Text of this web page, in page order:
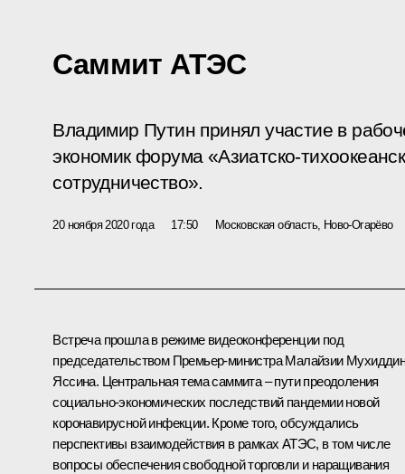
Саммит АТЭС
Владимир Путин принял участие в
экономик форума «Азиатско-
сотрудничество».
20 ноября 2020 года 17:50 Московская область, Ново-Огарёво
Встреча прошла в режиме видеоконференции под
председательством Премьер-министра Малайзии
Яссина. Центральная тема саммита – пути преодоления
социально-экономических последствий пандемии новой
коронавирусной инфекции. Кроме того, обсуждались
перспективы взаимодействия в рамках АТЭС, в том числе
вопросы обеспечения свободной торговли и наращивания